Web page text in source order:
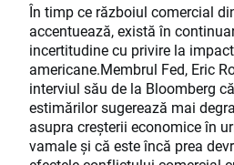
În timp ce războiul comercial
accentuează, există în
incertitudine cu privire la
americane.Membrul Fed, Eric
interviul său de la Bloomberg
estimărilor sugerează mai
asupra creșterii economice în
vamale și că este încă prea